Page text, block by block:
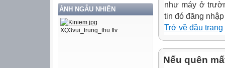
ẢNH NGẪU NHIÊN
như máy ở
tin đó đăng
Trở về đầu trang
Nếu quên